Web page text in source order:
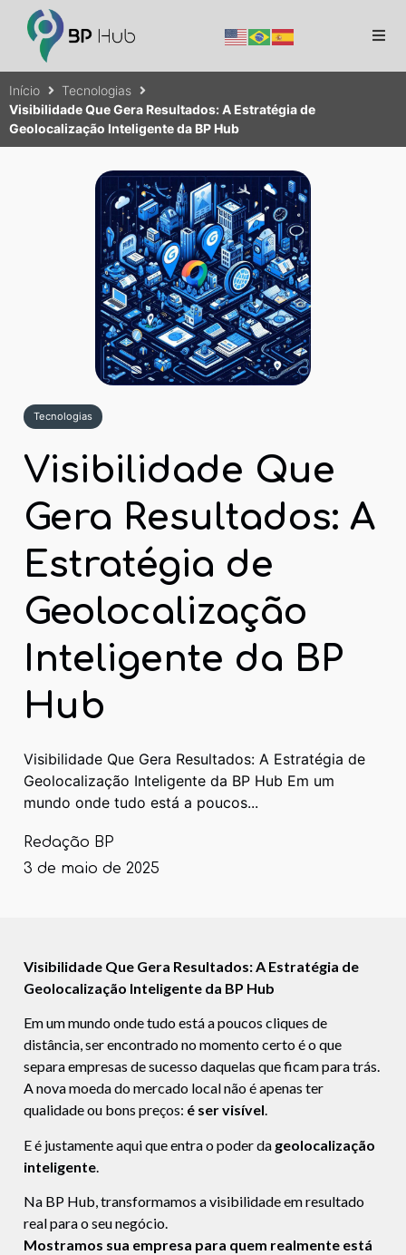
Início
Tecnologias
Visibilidade Que Gera Resultados: A Estratégia de
Geolocalização Inteligente da BP Hub
Tecnologias
Visibilidade Que
Gera Resultados: A
Estratégia de
Geolocalização
Inteligente da BP
Hub
Visibilidade Que Gera Resultados: A Estratégia de
Geolocalização Inteligente da BP Hub Em um
mundo onde tudo está a poucos...
Redação BP
3 de maio de 2025
Visibilidade Que Gera Resultados: A Estratégia de
Geolocalização Inteligente da BP Hub
Em um mundo onde tudo está a poucos cliques de
distância, ser encontrado no momento certo é o que
separa empresas de sucesso daquelas que ficam para trás.
A nova moeda do mercado local não é apenas ter
qualidade ou bons preços: é ser visível.
E é justamente aqui que entra o poder da geolocalização
inteligente
Na BP Hub, transformamos a visibilidade em resultado
real para o seu negócio.
Mostramos sua empresa para quem realmente está